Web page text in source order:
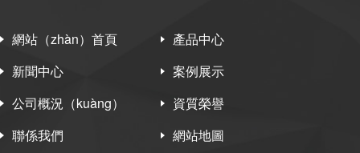
網站（zhàn）首頁
產品中心
新聞中心
案例展示
公司概況（kuàng）
資質榮譽
聯係我們
網站地圖